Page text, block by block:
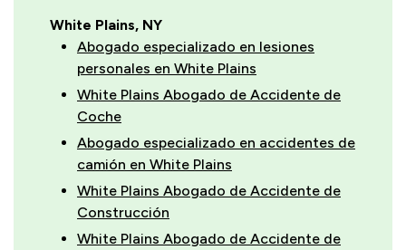
White Plains, NY
Abogado especializado en lesiones
personales en White Plains
White Plains Abogado de Accidente de
Coche
Abogado especializado en accidentes de
camión en White Plains
White Plains Abogado de Accidente de
Construcción
White Plains Abogado de Accidente de